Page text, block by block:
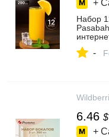
+
Набор
-
6.46 $
+